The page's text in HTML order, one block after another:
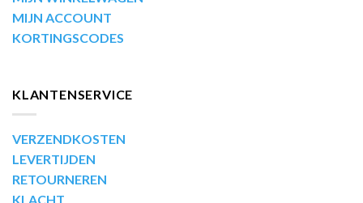
MIJN ACCOUNT
KORTINGSCODES
KLANTENSERVICE
VERZENDKOSTEN
LEVERTIJDEN
RETOURNEREN
KLACHT